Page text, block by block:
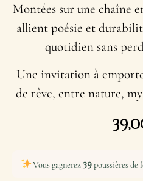
Montées sur une chaîne
allient poésie et
quotidien sans
Une invitation à
de rêve, entre nature,
Vous gagnerez 39poussières de